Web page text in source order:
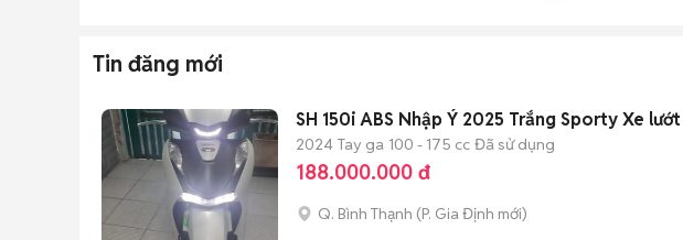
Tin đăng mới
SH 150i ABS Nhập Ý 2025 Trắng Sporty Xe
2024 Tay ga 100 - 175 cc Đã sử dụng
188.000.000 đ
Q. Bình Thạnh (P. Gia Định mới)